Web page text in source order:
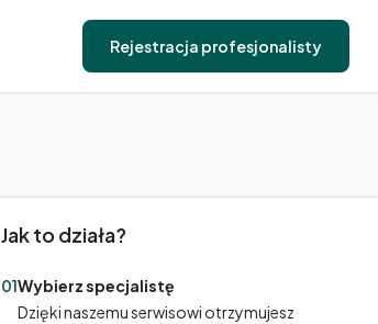
Rejestracja profesjonalisty
Jak to działa?
01Wybierz specjalistę
Dzięki naszemu serwisowi otrzymujesz